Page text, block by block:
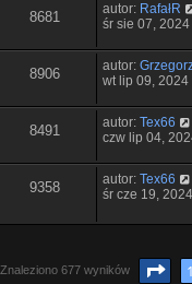
8681 autor: RafałR
śr sie 07, 2024
8906 autor:
wt lip 09, 2024
8491 autor:Tex66
czw lip 04,
9358 autor:Tex66
śr cze 19, 2024
Znaleziono 677 wyników 1